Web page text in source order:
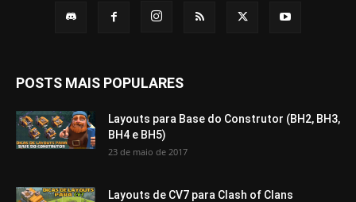
POSTS MAIS POPULARES
Layouts para Base do Construtor (BH2, BH3,
BH4 e BH5)
23 de maio de 2017
Layouts de CV7 para Clash of Clans